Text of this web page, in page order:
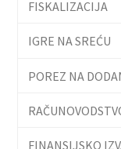
FISKALIZACIJA
IGRE NA SREĆU
POREZ NA
FINANSIJSKO